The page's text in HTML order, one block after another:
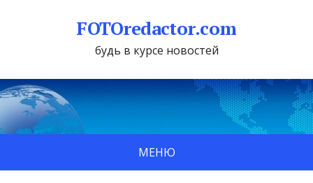
FOTOredactor.com
будь в курсе новостей
МЕНЮ